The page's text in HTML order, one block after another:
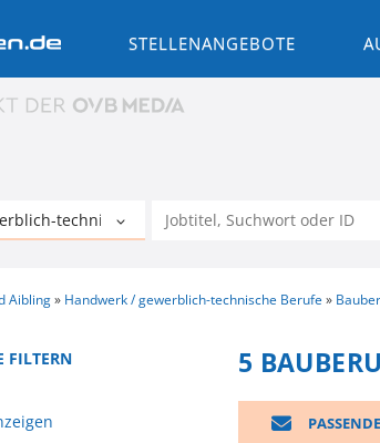
STELLENANGEBOTE
Aibling Handwerk / gewerblich-technische Berufe
FILTERN 5